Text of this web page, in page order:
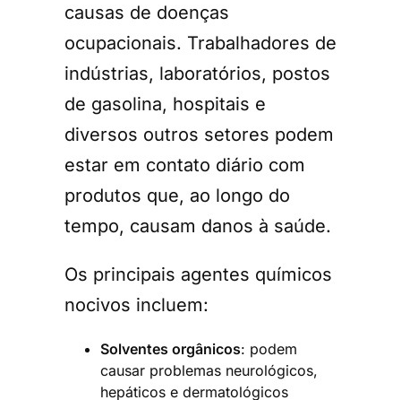
causas de doenças
ocupacionais. Trabalhadores de
indústrias, laboratórios, postos
de gasolina, hospitais e
diversos outros setores podem
estar em contato diário com
produtos que, ao longo do
tempo, causam danos à saúde.
Os principais agentes químicos
nocivos incluem:
Solventes orgânicos: podem
causar problemas neurológicos,
hepáticos e dermatológicos